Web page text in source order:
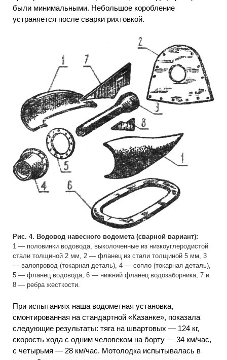
были минимальными. Небольшое коробление
устраняется после сварки рихтовкой.
Рис. 4. Водовод навесного водомета (сварной вариант):
1 — половинки водовода, выколоченные из низкоуглеродистой
стали толщиной 2 мм, 2 — фланец из стали толщиной 5 мм, 3
— валопровод (токарная деталь), 4 — сопло (токарная деталь),
5 — фланец водовода, 6 — нижний фланец водозаборника, 7 и
8 — ребра жесткости.
При испытаниях наша водометная установка,
смонтированная на стандартной «Казанке», показала
следующие результаты: тяга на швартовых — 124 кг,
скорость хода с одним человеком на борту — 34 км/час,
с четырьмя — 28 км/час. Мотолодка испытывалась в